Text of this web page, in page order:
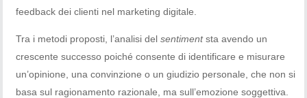
feedback dei clienti nel marketing digitale.
Tra i metodi proposti, l’analisi delsentimentsta avendo un
crescente successo poiché consente di identificare e misurare
un’opinione, una convinzione o un giudizio personale, che non si
basa sul ragionamento razionale, ma sull’emozione soggettiva.